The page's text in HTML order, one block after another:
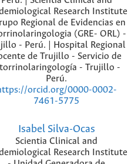
Research Institute
Regional de Evidencias en
(GRE- ORL) -
- Perú. | Hospital Regional
de Trujillo - Servicio de
- Trujillo -
Perú.
orcid.org/0000-0002-
7461-5775
Isabel Silva-Ocas
Scientia Clinical and
Research Institute